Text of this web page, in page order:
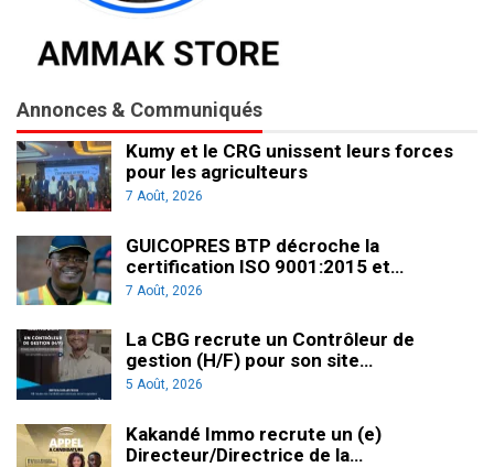
Annonces & Communiqués
Kumy et le CRG unissent leurs forces
pour les agriculteurs
7 Août, 2026
GUICOPRES BTP décroche la
certification ISO 9001:2015 et…
7 Août, 2026
La CBG recrute un Contrôleur de
gestion (H/F) pour son site…
5 Août, 2026
Kakandé Immo recrute un (e)
Directeur/Directrice de la…